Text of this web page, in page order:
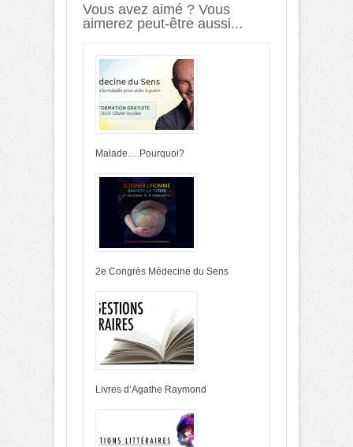
Vous avez aimé ? Vous
aimerez peut-être aussi...
Malade… Pourquoi?
2e Congrès Médecine du Sens
Livres d’Agathe Raymond